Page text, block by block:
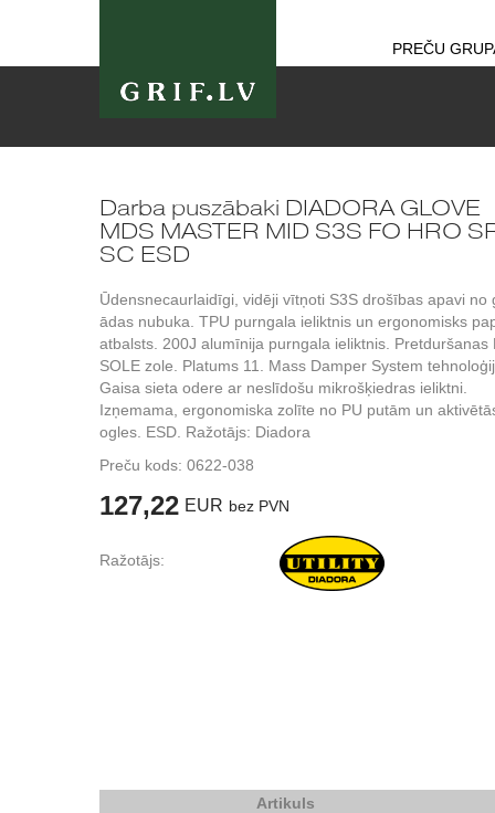
PREČU
Darba puszābaki DIADORA GLOVE
MDS MASTER MID S3S FO HRO
SC ESD
Ūdensnecaurlaidīgi, vidēji vītņoti S3S drošības apavi no
ādas nubuka. TPU purngala ieliktnis un ergonomisks
atbalsts. 200J alumīnija purngala ieliktnis. Pretduršanas
SOLE zole. Platums 11. Mass Damper System
Gaisa sieta odere ar neslīdošu mikrošķiedras ieliktni.
Izņemama, ergonomiska zolīte no PU putām un
ogles. ESD. Ražotājs: Diadora
Preču kods: 0622-038
127,22 EUR bez PVN
Ražotājs:
Artikuls